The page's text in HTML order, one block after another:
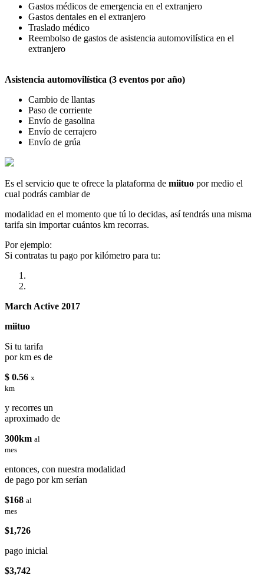
Gastos médicos de emergencia en el extranjero
Gastos dentales en el extranjero
Traslado médico
Reembolso de gastos de asistencia automovilística en el
extranjero
Asistencia automovilística (3 eventos por año)
Cambio de llantas
Paso de corriente
Envío de gasolina
Envío de cerrajero
Envío de grúa
Es el servicio que te ofrece la plataforma de miituo por medio el
cual podrás cambiar de
modalidad en el momento que tú lo decidas, así tendrás una misma
tarifa sin importar cuántos km recorras.
Por ejemplo:
Si contratas tu pago por kilómetro para tu:
March Active 2017
miituo
Si tu tarifa
por km es de
$ 0.56 x
km
y recorres un
aproximado de
300km al
mes
entonces, con nuestra modalidad
de pago por km serían
$168 al
mes
$1,726
pago inicial
$3,742